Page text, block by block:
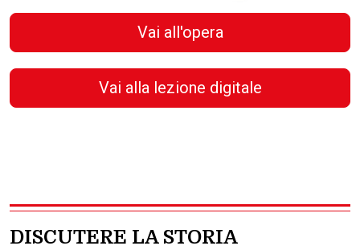
Vai all'opera
Vai alla lezione digitale
DISCUTERE LA STORIA